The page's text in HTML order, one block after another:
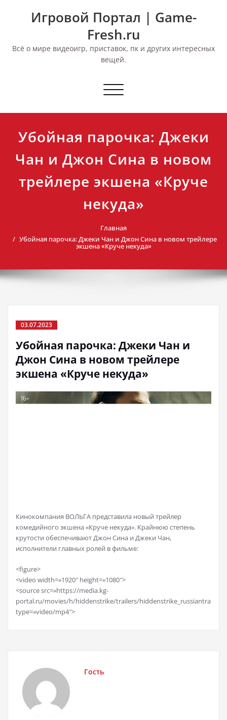
Игровой Портал | Game-
Fresh.ru
Всё о мире видеоигр, приставок, пк и других интересных
вещей.
Переключить
Убойная парочка: Джеки
Чан и Джон Сина в новом
трейлере экшена «Круче
некуда»
Главная
Убойная парочка: Джеки Чан и Джон Сина в новом трейлере
экшена «Круче некуда»
03.07.2023
Убойная парочка: Джеки Чан и
Джон Сина в новом трейлере
экшена «Круче некуда»
Кинокомпания ВОЛЬГА представила новый трейлер
комедийного экшена «Круче некуда». Крайнюю степень
крутости обеспечивают Джон Сина и Джеки Чан,
исполнители главных ролей в фильме:
<figure>
<video width=»1920″ height=»1080″>
<source src=»https://media.kg-
portal.ru/movies/h/hiddenstrike/trailers/
type=»video/mp4″>
Гость